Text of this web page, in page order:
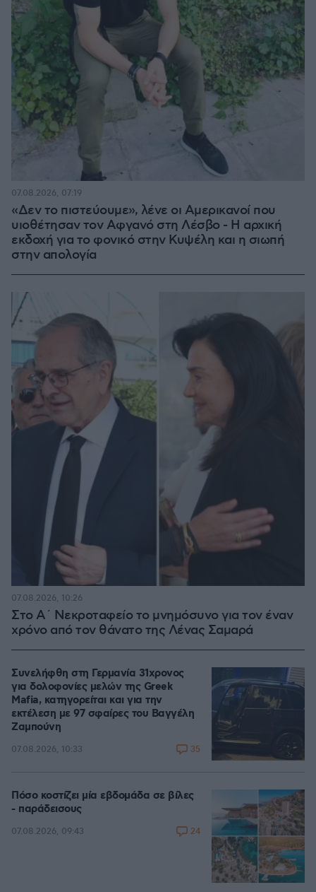
«Δεν το πιστεύουμε», λένε οι Αμερικανοί που
υιοθέτησαν τον Αφγανό στη Λέσβο - Η αρχική
εκδοχή για το φονικό στην Κυψέλη και η σιωπή
στην απολογία
07.08.2026, 07:19
Στο Α΄ Νεκροταφείο το μνημόσυνο για τον έναν
χρόνο από τον θάνατο της Λένας Σαμαρά
07.08.2026, 10:26
Συνελήφθη στη Γερμανία 31χρονος
για δολοφονίες μελών της Greek
Mafia, κατηγορείται και για την
εκτέλεση με 97 σφαίρες του Βαγγέλη
Ζαμπούνη
07.08.2026, 10:33 35
Πόσο κοστίζει μία εβδομάδα σε βίλες
- παράδεισους
07.08.2026, 09:43 24